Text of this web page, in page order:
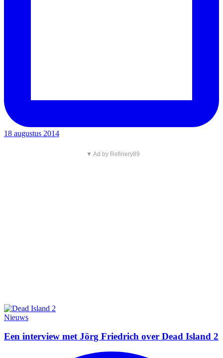
18 augustus 2014
▼ Ad by Refinery89
Nieuws
Een interview met Jörg Friedrich over Dead Island 2